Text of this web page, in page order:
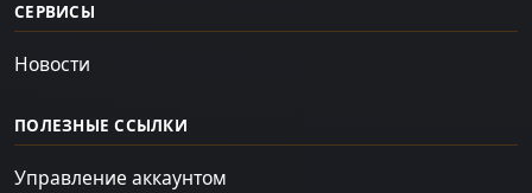
СЕРВИСЫ
Новости
ПОЛЕЗНЫЕ ССЫЛКИ
Управление аккаунтом